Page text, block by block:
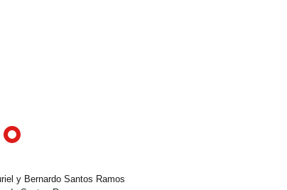
y Bernardo Santos Ramos